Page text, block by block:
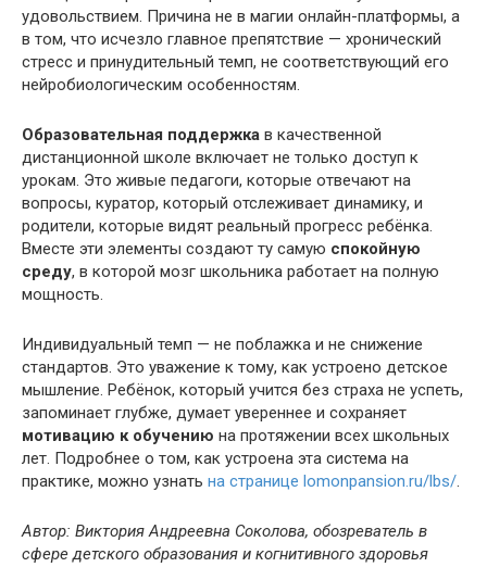
удовольствием. Причина не в магии онлайн-платформы, а
в том, что исчезло главное препятствие — хронический
стресс и принудительный темп, не соответствующий его
нейробиологическим особенностям.
Образовательная поддержка в качественной
дистанционной школе включает не только доступ к
урокам. Это живые педагоги, которые отвечают на
вопросы, куратор, который отслеживает динамику, и
родители, которые видят реальный прогресс ребёнка.
Вместе эти элементы создают ту самую спокойную
среду, в которой мозг школьника работает на полную
мощность.
Индивидуальный темп — не поблажка и не снижение
стандартов. Это уважение к тому, как устроено детское
мышление. Ребёнок, который учится без страха не успеть,
запоминает глубже, думает увереннее и сохраняет
мотивацию к обучению на протяжении всех школьных
лет. Подробнее о том, как устроена эта система на
практике, можно узнать на странице lomonpansion.ru/lbs/.
Автор: Виктория Андреевна Соколова, обозреватель в
сфере детского образования и когнитивного здоровья